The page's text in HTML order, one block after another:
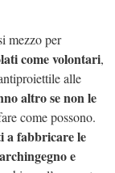
mezzo per
come volontari,
alle
altro se non le
come possono.
a fabbricare le
e